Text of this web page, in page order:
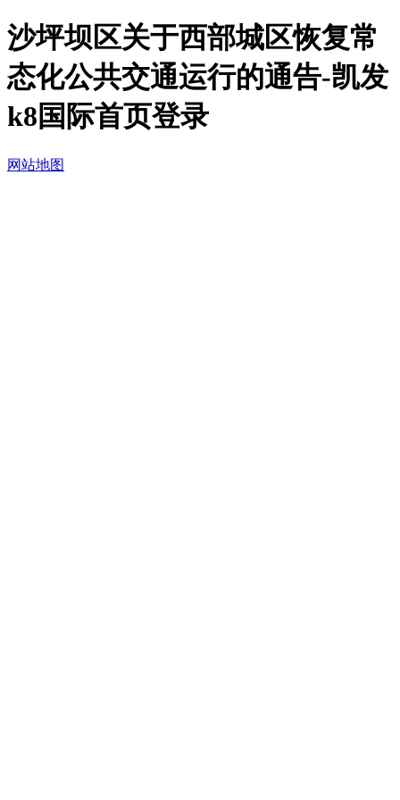
沙坪坝区关于西部城区恢复常
态化公共交通运行的通告-凯发
k8国际首页登录
网站地图